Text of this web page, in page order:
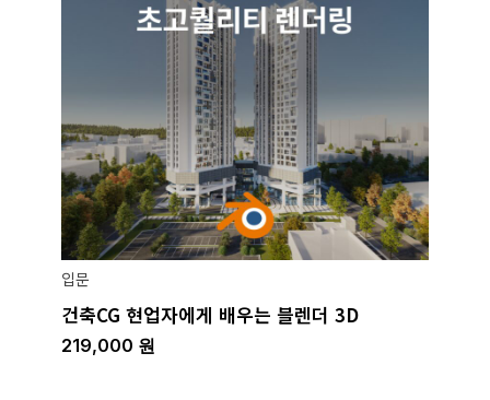
입문
건축CG 현업자에게 배우는 블렌더 3D
219,000 원